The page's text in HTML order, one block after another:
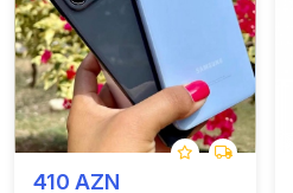
410 AZN